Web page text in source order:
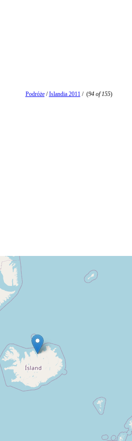
Podróże/Islandia 2011/ (94 of 155)